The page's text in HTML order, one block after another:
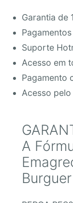
Garantia de
Suporte
Acesso em
Pagamento
Acesso
A
Burguer